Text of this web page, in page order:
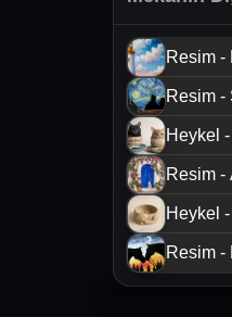
Resim -
Resim -
Heykel
Resim -
Heykel
Resim -